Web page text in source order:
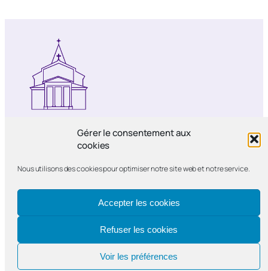
Gérer le consentement aux
cookies
Nous utilisons des cookies pour optimiser notre site web et notre service.
Accepter les cookies
Refuser les cookies
Voir les préférences
Notre-Dame de Bercy
Paroisse catholique Notre-Dame de la